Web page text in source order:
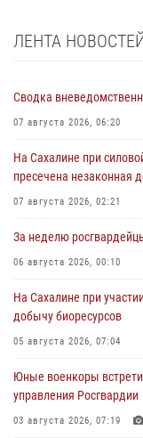
ЛЕНТА
Сводка
07 августа 2026, 06:20
На Сахалине при
пресечена незаконная
07 августа 2026, 02:21
За неделю
06 августа 2026, 00:10
На Сахалине при
добычу биоресурсов
05 августа 2026, 07:04
Юные военкоры
управления Росгвардии
03 августа 2026, 07:19